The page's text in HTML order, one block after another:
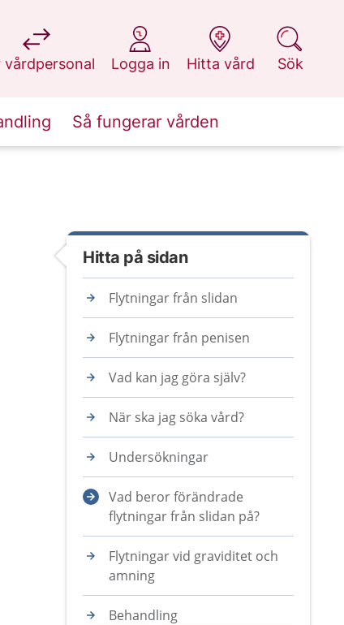
vårdpersonal
på 1177.se
Logga in
på 1177.se
Hitta vård
på 1177.se
Sök
på 1177.se
Så fungerar vården
Hitta på sidan
Flytningar från slidan
Flytningar från penisen
Vad kan jag göra själv?
När ska jag söka vård?
Undersökningar
Vad beror förändrade
flytningar från slidan på?
Flytningar vid graviditet och
amning
Behandling